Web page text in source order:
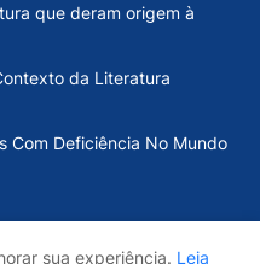
que deram origem à
da Literatura
Com Deficiência No Mundo
sua experiência. Leia